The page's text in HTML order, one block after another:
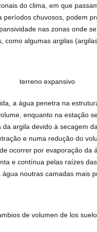
do clima, em que
períodos chuvosos, podem
nas zonas onde
como algumas argilas
a água penetra na
enquanto na estação
da argila devido à secagem
e numa redução do
ocorrer por evaporação da
e contínua pelas raízes
água noutras camadas mais